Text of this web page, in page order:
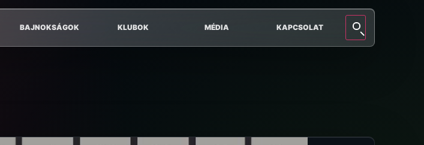
BAJNOKSÁGOK KLUBOK MÉDIA KAPCSOLAT